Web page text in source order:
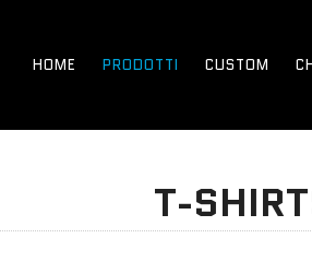
HOME PRODOTTI CUSTOM
T-